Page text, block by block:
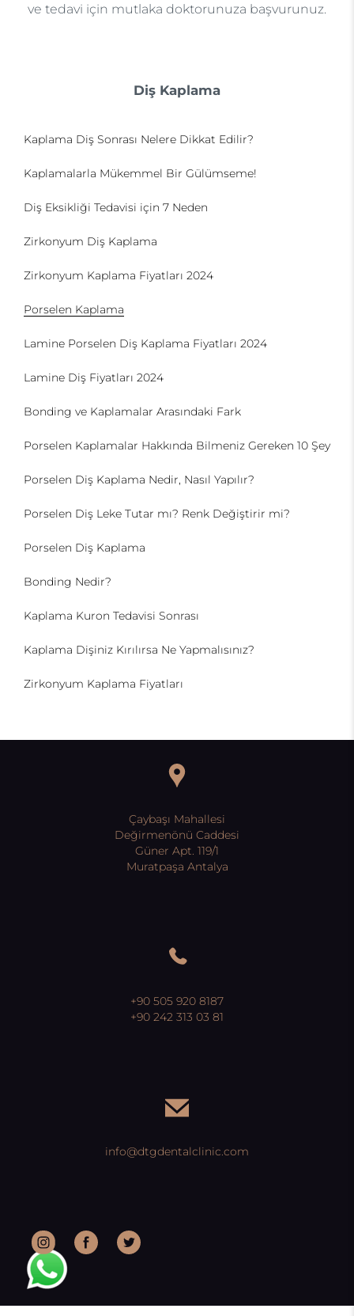
ve tedavi için mutlaka doktorunuza başvurunuz.
Diş Kaplama
Kaplama Diş Sonrası Nelere Dikkat Edilir?
Kaplamalarla Mükemmel Bir Gülümseme!
Diş Eksikliği Tedavisi için 7 Neden
Zirkonyum Diş Kaplama
Zirkonyum Kaplama Fiyatları 2024
Porselen Kaplama
Lamine Porselen Diş Kaplama Fiyatları 2024
Lamine Diş Fiyatları 2024
Bonding ve Kaplamalar Arasındaki Fark
Porselen Kaplamalar Hakkında Bilmeniz Gereken 10 Şey
Porselen Diş Kaplama Nedir, Nasıl Yapılır?
Porselen Diş Leke Tutar mı? Renk Değiştirir mi?
Porselen Diş Kaplama
Bonding Nedir?
Kaplama Kuron Tedavisi Sonrası
Kaplama Dişiniz Kırılırsa Ne Yapmalısınız?
Zirkonyum Kaplama Fiyatları
Çaybaşı Mahallesi
Değirmenönü Caddesi
Güner Apt. 119/1
Muratpaşa Antalya
+90 505 920 8187
+90 242 313 03 81
info@dtgdentalclinic.com